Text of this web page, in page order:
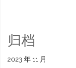
归档
2023 年 11 月